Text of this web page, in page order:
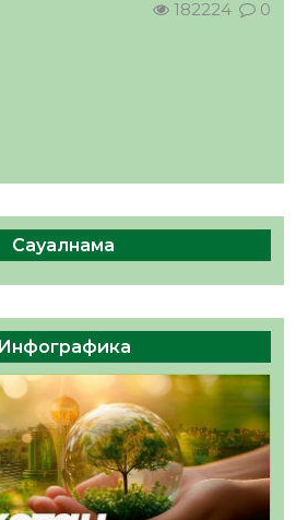
182224 0
Сауалнама
Инфографика